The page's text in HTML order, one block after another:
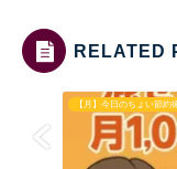
RELATED
【月】今日のちょい節約